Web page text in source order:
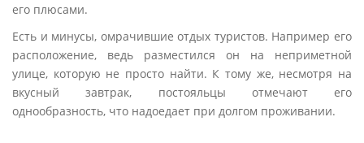
его плюсами.
Есть и минусы, омрачившие отдых туристов. Например его
расположение, ведь разместился он на неприметной
улице, которую не просто найти. К тому же, несмотря на
вкусный завтрак, постояльцы отмечают его
однообразность, что надоедает при долгом проживании.